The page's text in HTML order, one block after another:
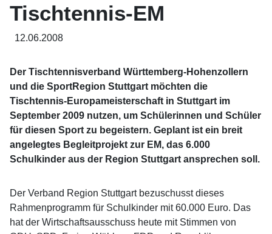
Tischtennis-EM
12.06.2008
Der Tischtennisverband Württemberg-Hohenzollern
und die SportRegion Stuttgart möchten die
Tischtennis-Europameisterschaft in Stuttgart im
September 2009 nutzen, um Schülerinnen und Schüler
für diesen Sport zu begeistern. Geplant ist ein breit
angelegtes Begleitprojekt zur EM, das 6.000
Schulkinder aus der Region Stuttgart ansprechen soll.
Der Verband Region Stuttgart bezuschusst dieses
Rahmenprogramm für Schulkinder mit 60.000 Euro. Das
hat der Wirtschaftsausschuss heute mit Stimmen von